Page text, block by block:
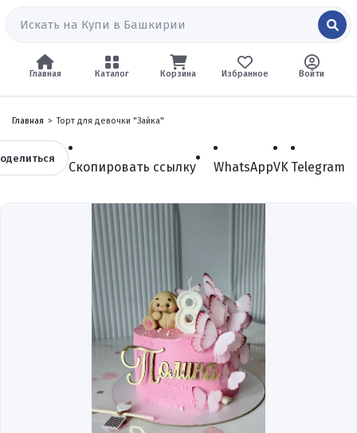
Главная Каталог Войти
Избранное
Корзина
Главная Торт для девочки "Зайка"
Скопировать ссылку WhatsAppVK Telegram